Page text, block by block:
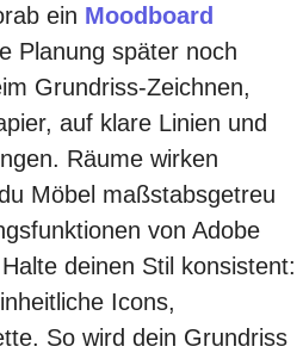
ein Moodboard
Planung später noch
Grundriss-Zeichnen,
auf klare Linien und
Räume wirken
Möbel maßstabsgetreu
von Adobe
deinen Stil konsistent:
Icons,
So wird dein Grundriss